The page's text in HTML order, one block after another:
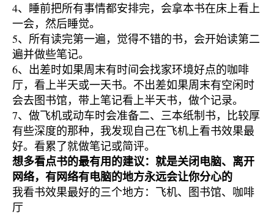
4、睡前把所有事情都安排完，会拿本书在床上看上
一会，然后睡觉。
5、所有读完第一遍，觉得不错的书，会开始读第二
遍并做些笔记。
6、出差时如果周末有时间会找家环境好点的咖啡
厅，看上半天或一天书。不出差如果周末有空闲时
会去图书馆，带上笔记看上半天书，做个记录。
7、做飞机或动车时会准备二、三本纸制书，比较厚
有些深度的那种，我发现自己在飞机上看书效果最
好。看累了就做笔记或简评。
想多看点书的最有用的建议：就是关闭电脑、离开
网络，有网络有电脑的地方永远会让你分心的
我看书效果最好的三个地方：飞机、图书馆、咖啡
厅